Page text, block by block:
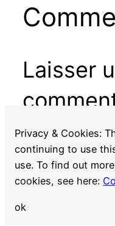
Laisser
Vous devezvous
commentaire.
Privacy & Cookies:
continuing to use
use. To find out
cookies, see here:
ok